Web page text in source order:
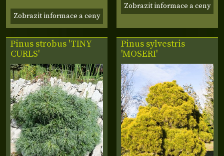
Zobrazit informace a ceny
Zobrazit informace a ceny
Pinus strobus 'TINY
CURLS'
Pinus sylvestris
'MOSERI'